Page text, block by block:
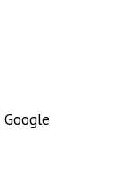
Google